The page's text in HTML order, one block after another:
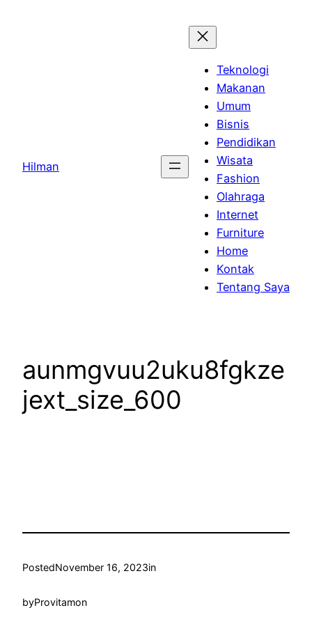
Hilman
Teknologi
Makanan
Umum
Bisnis
Pendidikan
Wisata
Fashion
Olahraga
Internet
Furniture
Home
Kontak
Tentang Saya
aunmgvuu2uku8fgkze
jext_size_600
PostedNovember 16, 2023in
byProvitamon